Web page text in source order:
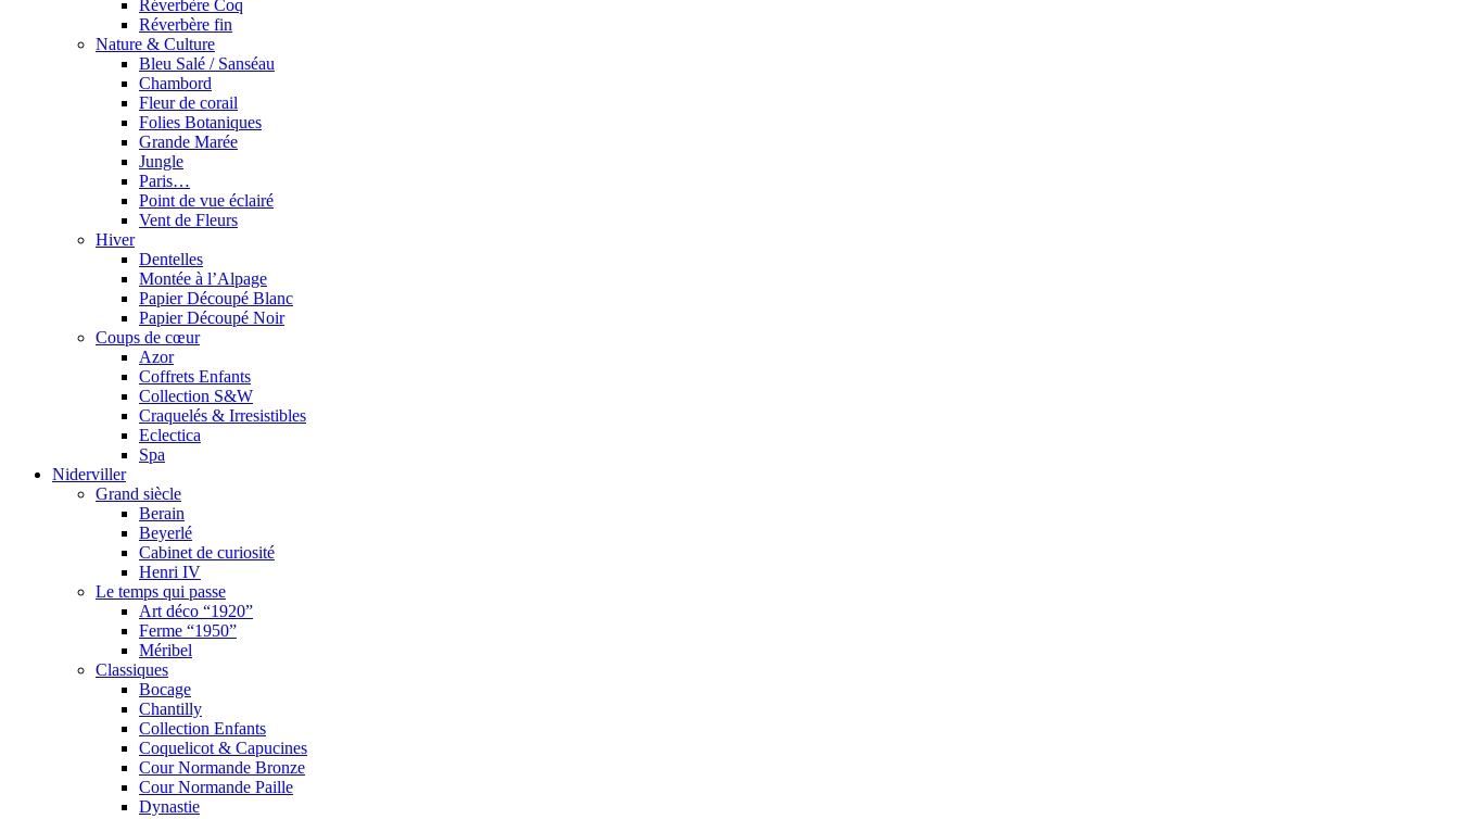
Réverbère Coq
Réverbère fin
Nature & Culture
Bleu Salé / Sanséau
Chambord
Fleur de corail
Folies Botaniques
Grande Marée
Jungle
Paris…
Point de vue éclairé
Vent de Fleurs
Hiver
Dentelles
Montée à l’Alpage
Papier Découpé Blanc
Papier Découpé Noir
Coups de cœur
Azor
Coffrets Enfants
Collection S&W
Craquelés & Irresistibles
Eclectica
Spa
Niderviller
Grand siècle
Berain
Beyerlé
Cabinet de curiosité
Henri IV
Le temps qui passe
Art déco “1920”
Ferme “1950”
Méribel
Classiques
Bocage
Chantilly
Collection Enfants
Coquelicot & Capucines
Cour Normande Bronze
Cour Normande Paille
Dynastie